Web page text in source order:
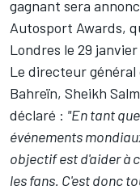
gagnant sera
Autosport Awards,
Londres le 29 janvier
Le directeur
Bahreïn, Sheikh
déclaré : "En tant
événements
objectif est d'aider à
les fans. C'est donc